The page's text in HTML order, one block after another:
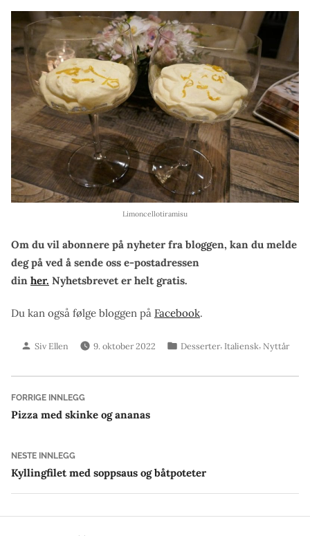
Limoncellotiramisu
Om du vil abonnere på nyheter fra bloggen, kan du melde
deg på ved å sende oss e-postadressen
din her. Nyhetsbrevet er helt gratis.
Du kan også følge bloggen på Facebook.
Skrevet
Siv Ellen 9. oktober 2022
Publisert
Desserter, Italiensk, Nyttår
Innleggsnavigasjon
FORRIGE INNLEGGForrige
innlegg:
Pizza med skinke og ananas
NESTE INNLEGGNeste
innlegg:
Kyllingfilet med soppsaus og båtpoteter